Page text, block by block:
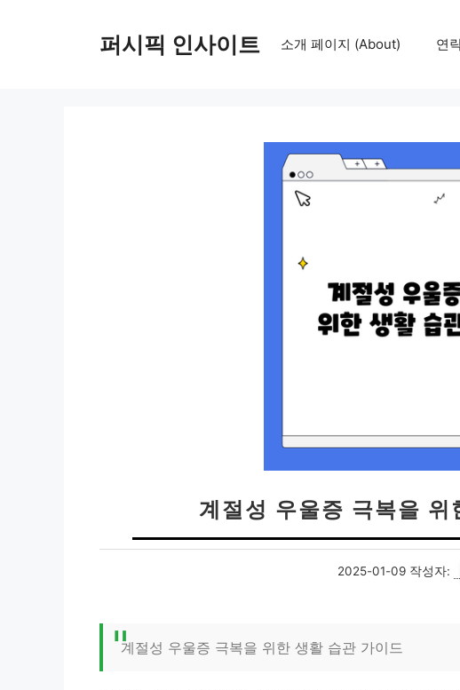
퍼시픽 인사이트 소개 페이지 (About) 연
계절성 우울증 극복을
2025-01-09 작성자:
계절성 우울증 극복을 위한 생활 습관 가이드